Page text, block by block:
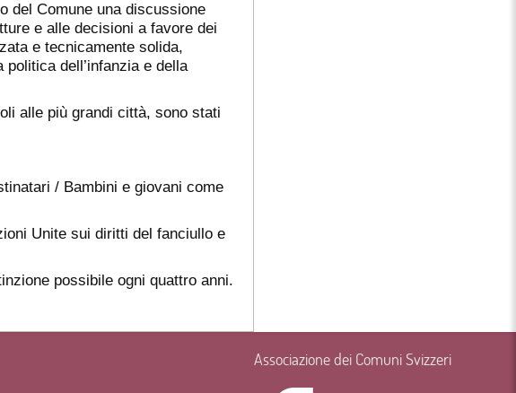
del Comune una discussione
e alle decisioni a favore dei
e tecnicamente solida,
dell’infanzia e della
alle più grandi città, sono stati
/ Bambini e giovani come
Unite sui diritti del fanciullo e
possibile ogni quattro anni.
Associazione dei Comuni Svizzeri